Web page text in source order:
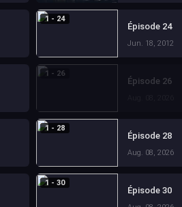
1 - 24
Épisode 24
Jun. 18, 2012
1 - 26
Épisode 26
1 - 28
Épisode 28
Aug. 08, 2026
1 - 30
Épisode 30